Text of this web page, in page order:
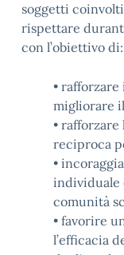
soggetti
rispettare
con l’obiettivo di:
•
migliorare
•
reciproca
•
individuale
comunità
• favorire
l’efficacia